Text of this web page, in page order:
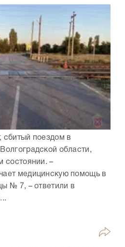
сбитый поездом в
области,
состоянии. –
медицинскую помощь в
№ 7, – ответили в